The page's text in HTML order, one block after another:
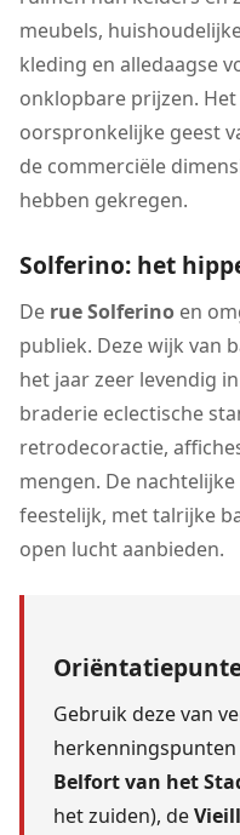
meubels,
kleding en alledaagse
onklopbare prijzen.
oorspronkelijke geest
de commerciële
hebben gekregen.
Solferino: het
De rue Solferino en
publiek. Deze wijk van
het jaar zeer levendig
braderie eclectische
retrodecoractie,
mengen. De
feestelijk, met talrijke
open lucht aanbieden.
Gebruik deze van
Belfort van het
het zuiden), de